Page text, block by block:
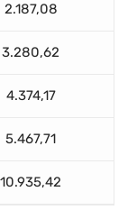
2.187,08
3.280,62
4.374,17
5.467,71
10.935,42